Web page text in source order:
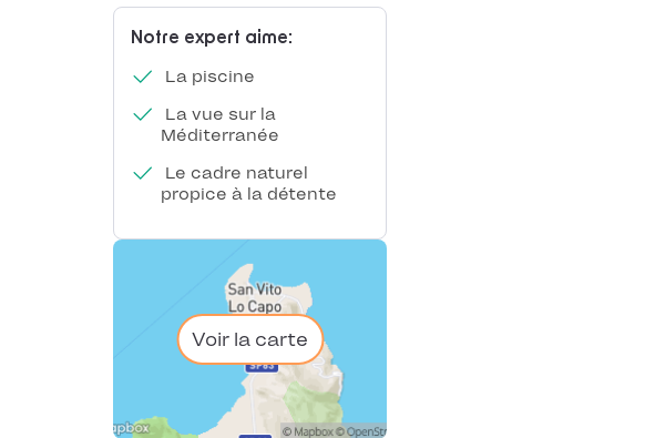
Notre expert aime:
La piscine
La vue sur la
Méditerranée
Le cadre naturel
propice à la détente
Voir la carte